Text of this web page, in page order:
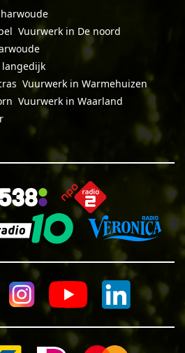
Vuurwerk in De noord
langedijk
Vuurwerk in Warmehuizen
Vuurwerk in Waarland